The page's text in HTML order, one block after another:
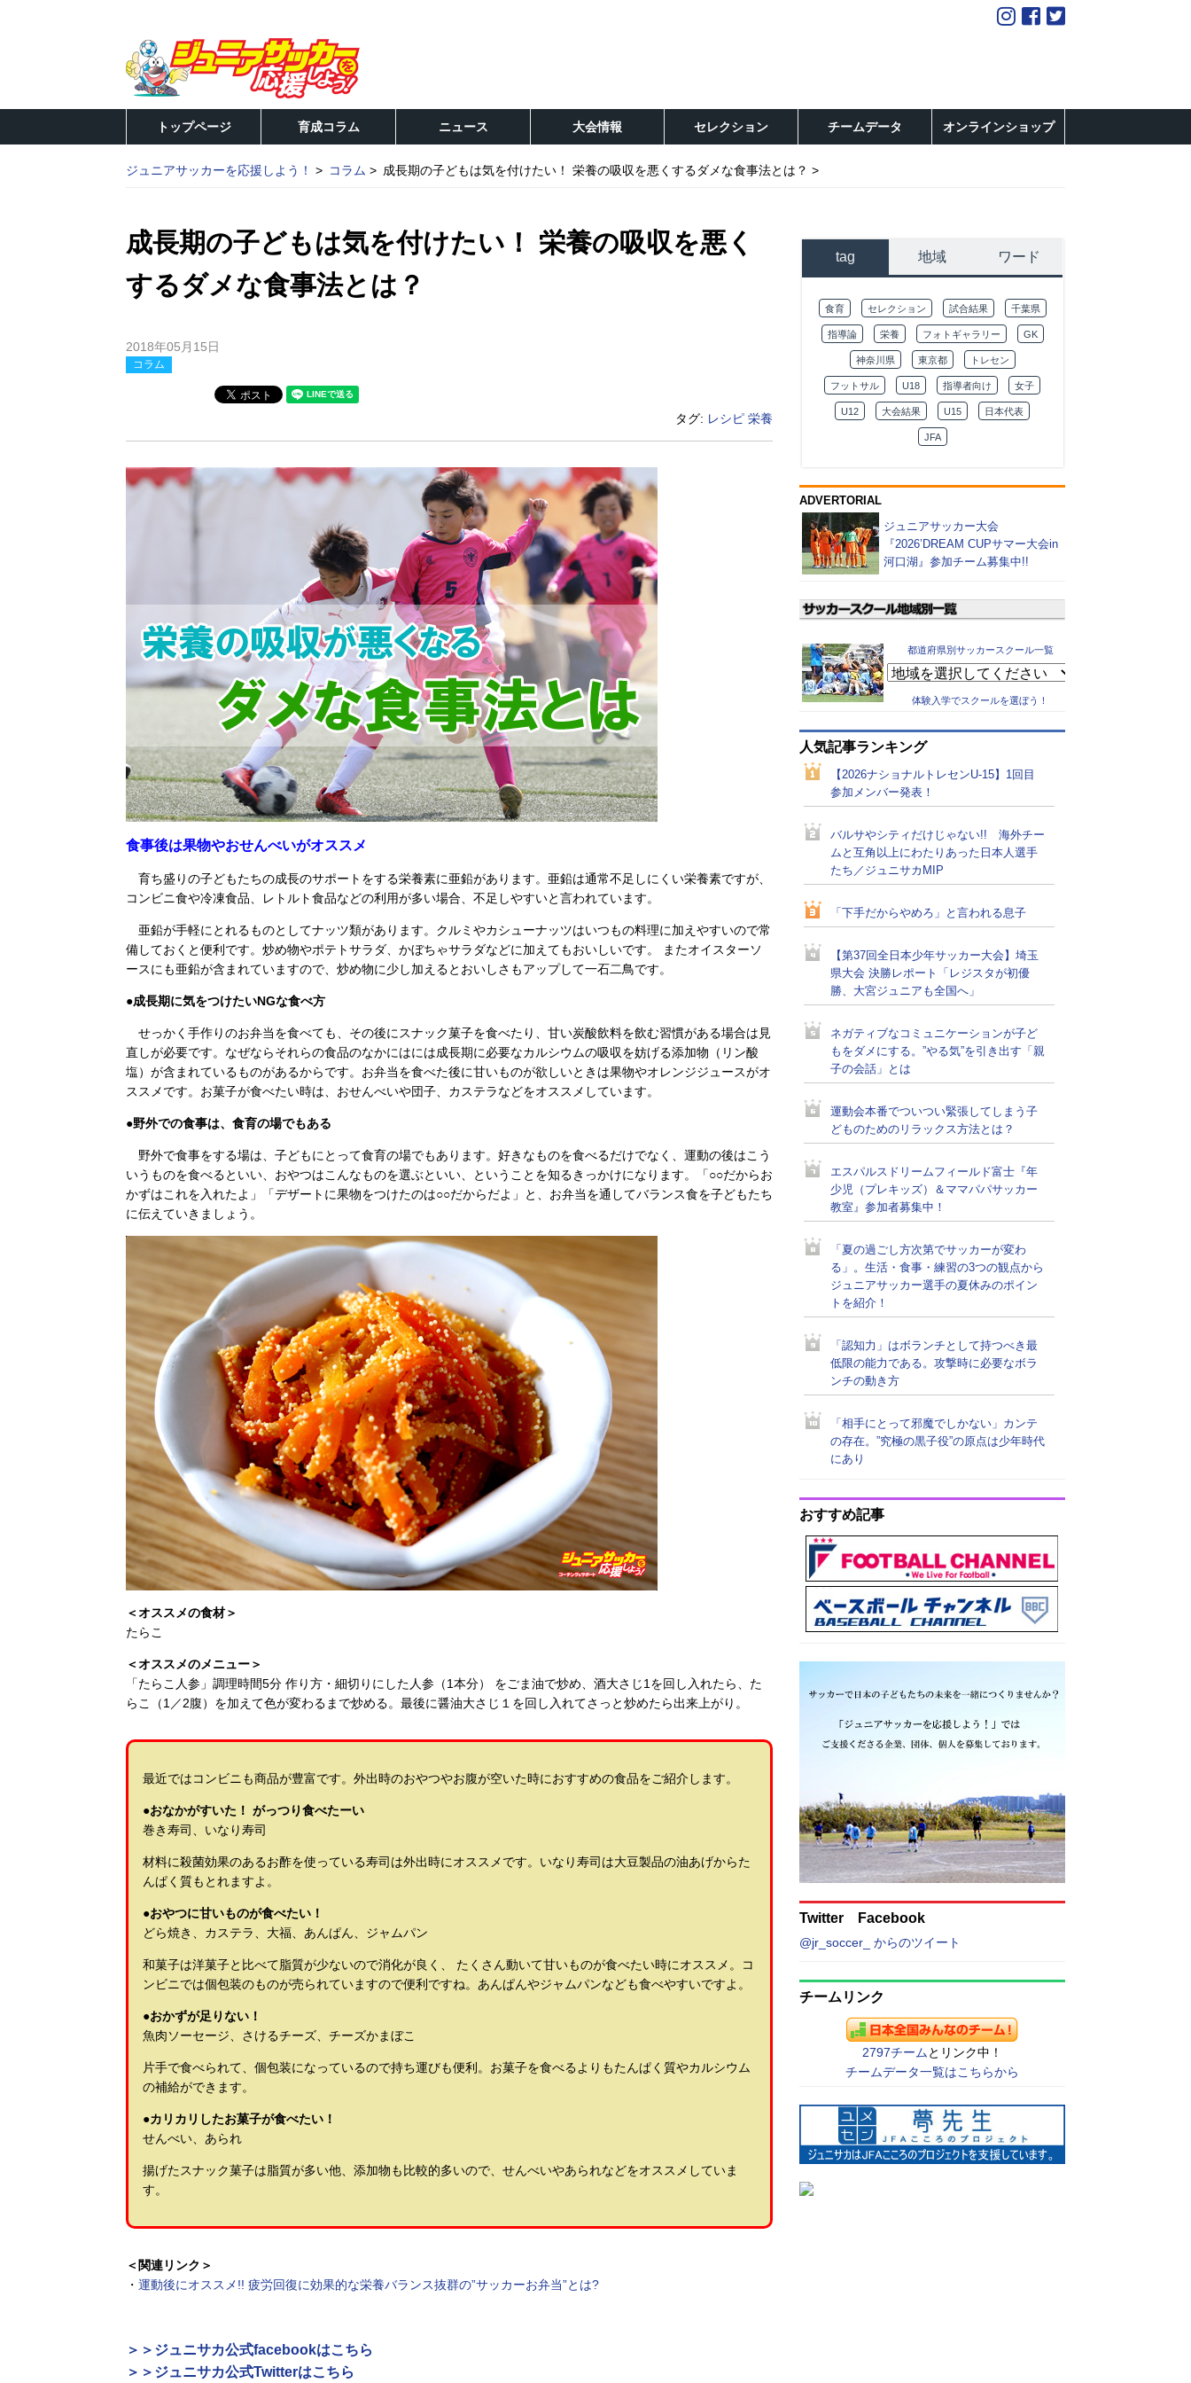
トップページ 育成コラム ニュース 大会情報 セレクション チームデータ オンラインショップ
ジュニアサッカーを応援しよう！ コラム 成長期の子どもは気を付けたい！ 栄養の吸収を悪くするダメな食事法とは？
成長期の子どもは気を付けたい！ 栄養の吸収を悪く
するダメな食事法とは？
2018年05月15日
コラム
タグ: レシピ 栄養
食事後は果物やおせんべいがオススメ
育ち盛りの子どもたちの成長のサポートをする栄養素に亜鉛があります。亜鉛は通常不足しにくい栄養素ですが、
コンビニ食や冷凍食品、レトルト食品などの利用が多い場合、不足しやすいと言われています。
亜鉛が手軽にとれるものとしてナッツ類があります。クルミやカシューナッツはいつもの料理に加えやすいので常
備しておくと便利です。炒め物やポテトサラダ、かぼちゃサラダなどに加えてもおいしいです。 またオイスターソ
ースにも亜鉛が含まれていますので、炒め物に少し加えるとおいしさもアップして一石二鳥です。
●成長期に気をつけたいNGな食べ方
せっかく手作りのお弁当を食べても、その後にスナック菓子を食べたり、甘い炭酸飲料を飲む習慣がある場合は見
直しが必要です。なぜならそれらの食品のなかにはには成長期に必要なカルシウムの吸収を妨げる添加物（リン酸
塩）が含まれているものがあるからです。お弁当を食べた後に甘いものが欲しいときは果物やオレンジジュースがオ
ススメです。お菓子が食べたい時は、おせんべいや団子、カステラなどをオススメしています。
●野外での食事は、食育の場でもある
野外で食事をする場は、子どもにとって食育の場でもあります。好きなものを食べるだけでなく、運動の後はこう
いうものを食べるといい、おやつはこんなものを選ぶといい、ということを知るきっかけになります。「○○だからお
かずはこれを入れたよ」「デザートに果物をつけたのは○○だからだよ」と、お弁当を通してバランス食を子どもたち
に伝えていきましょう。
＜オススメの食材＞
たらこ
＜オススメのメニュー＞
「たらこ人参」調理時間5分 作り方・細切りにした人参（1本分） をごま油で炒め、酒大さじ1を回し入れたら、た
らこ（1／2腹）を加えて色が変わるまで炒める。最後に醤油大さじ１を回し入れてさっと炒めたら出来上がり。
最近ではコンビニも商品が豊富です。外出時のおやつやお腹が空いた時におすすめの食品をご紹介します。
●おなかがすいた！ がっつり食べたーい
巻き寿司、いなり寿司
材料に殺菌効果のあるお酢を使っている寿司は外出時にオススメです。いなり寿司は大豆製品の油あげからた
んぱく質もとれますよ。
●おやつに甘いものが食べたい！
どら焼き、カステラ、大福、あんぱん、ジャムパン
和菓子は洋菓子と比べて脂質が少ないので消化が良く、 たくさん動いて甘いものが食べたい時にオススメ。コ
ンビニでは個包装のものが売られていますので便利ですね。あんぱんやジャムパンなども食べやすいですよ。
●おかずが足りない！
魚肉ソーセージ、さけるチーズ、チーズかまぼこ
片手で食べられて、個包装になっているので持ち運びも便利。お菓子を食べるよりもたんぱく質やカルシウム
の補給ができます。
●カリカリしたお菓子が食べたい！
せんべい、あられ
揚げたスナック菓子は脂質が多い他、添加物も比較的多いので、せんべいやあられなどをオススメしていま
す。
＜関連リンク＞
・ 運動後にオススメ!! 疲労回復に効果的な栄養バランス抜群の”サッカーお弁当”とは?
＞＞ジュニサカ公式facebookはこちら
＞＞ジュニサカ公式Twitterはこちら
tag 地域 ワード
食育 セレクション 試合結果 千葉県
指導論 栄養 フォトギャラリー GK
神奈川県 東京都 トレセン
フットサル U18 指導者向け 女子
U12 大会結果 U15 日本代表
JFA
ADVERTORIAL
ジュニアサッカー大会
『2026’DREAM CUPサマー大会in
河口湖』参加チーム募集中!!
都道府県別サッカースクール一覧
体験入学でスクールを選ぼう！
人気記事ランキング
【2026ナショナルトレセンU-15】1回目
参加メンバー発表！
バルサやシティだけじゃない!! 海外チー
ムと互角以上にわたりあった日本人選手
たち／ジュニサカMIP
「下手だからやめろ」と言われる息子
【第37回全日本少年サッカー大会】埼玉
県大会 決勝レポート「レジスタが初優
勝、大宮ジュニアも全国へ」
ネガティブなコミュニケーションが子ど
もをダメにする。”やる気”を引き出す「親
子の会話」とは
運動会本番でついつい緊張してしまう子
どものためのリラックス方法とは？
エスパルスドリームフィールド富士『年
少児（プレキッズ）＆ママパパサッカー
教室』参加者募集中！
「夏の過ごし方次第でサッカーが変わ
る」。生活・食事・練習の3つの観点から
ジュニアサッカー選手の夏休みのポイン
トを紹介！
「認知力」はボランチとして持つべき最
低限の能力である。攻撃時に必要なボラ
ンチの動き方
「相手にとって邪魔でしかない」カンテ
の存在。”究極の黒子役”の原点は少年時代
にあり
おすすめ記事
Twitter Facebook
@jr_soccer_ からのツイート
チームリンク
2797チーム とリンク中！
チームデータ一覧はこちらから